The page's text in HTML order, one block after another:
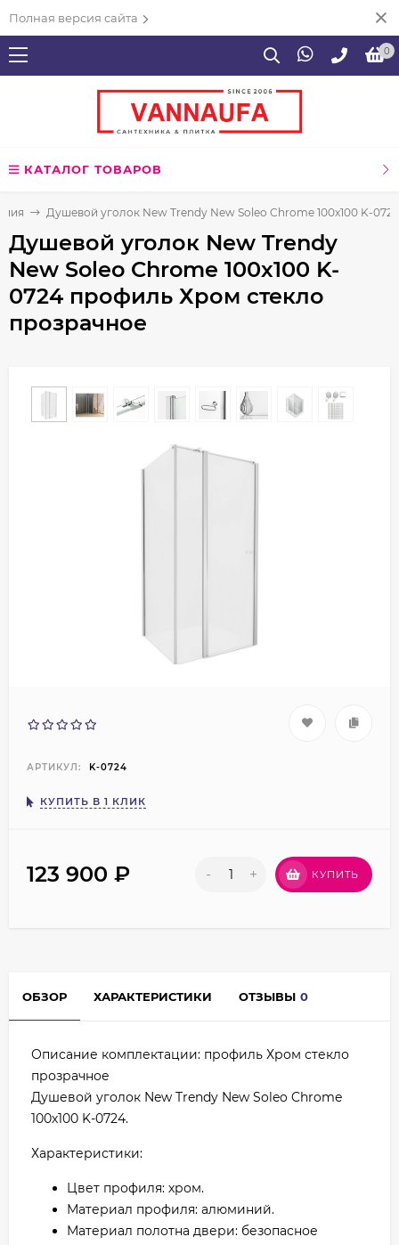
Полная версия сайта
0
КАТАЛОГ ТОВАРОВ
Душевой уголок New Trendy New Soleo Chrome 100х100 K-
Душевой уголок New Trendy
New Soleo Chrome 100х100 K-
0724 профиль Хром стекло
прозрачное
АРТИКУЛ: K-0724
КУПИТЬ В 1 КЛИК
123 900 ₽ - + КУПИТЬ
ОБЗОР ХАРАКТЕРИСТИКИ ОТЗЫВЫ 0
Описание комплектации: профиль Хром стекло
прозрачное
Душевой уголок New Trendy New Soleo Chrome
100х100 K-0724.
Характеристики:
Цвет профиля: хром.
Материал профиля: алюминий.
Материал полотна двери: безопасное